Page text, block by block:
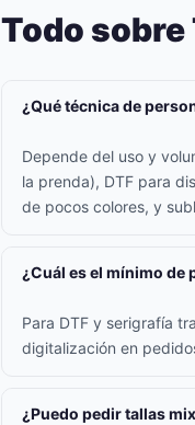
Todo
¿Qué técnica de
Depende del uso y
la prenda), DTF para
de pocos colores, y
¿Cuál es el mínimo de
Para DTF y serigrafía
digitalización en
¿Puedo pedir tallas